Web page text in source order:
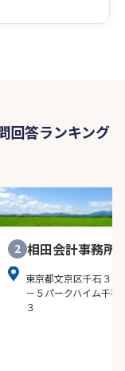
回答ランキング
2 相田会計事務所
東京都文京区千石３－
－５パークハイム千石
３